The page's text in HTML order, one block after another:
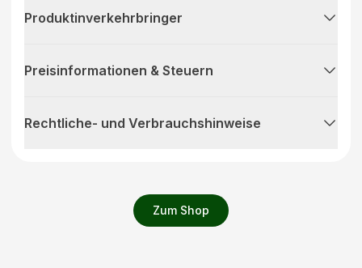
Zum Shop
Produktinverkehrbringer
Preisinformationen & Steuern
Rechtliche- und Verbrauchshinweise